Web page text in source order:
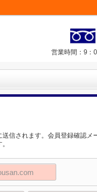
営業時間：9：
信されます。会員登録確認メ